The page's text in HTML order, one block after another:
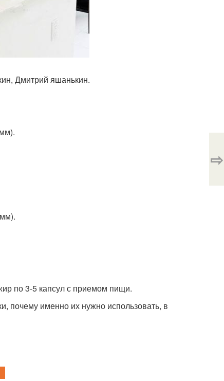
Дмитрий яшанькин.
по 3-5 капсул с приемом пищи.
почему именно их нужно использовать, в
⇨